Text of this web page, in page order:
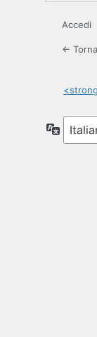
Accedi
←
Lingua